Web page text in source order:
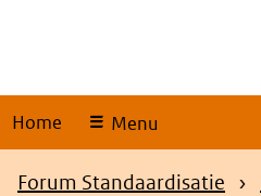
Home Menu
Kruimelpad
Forum Standaardisatie